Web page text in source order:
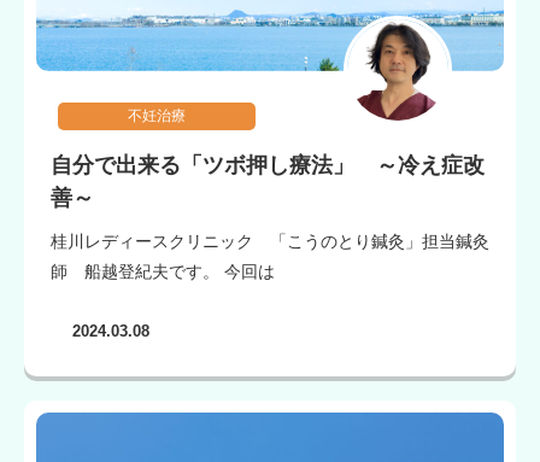
不妊治療
自分で出来る「ツボ押し療法」 ～冷え症改
善～
桂川レディースクリニック 「こうのとり鍼灸」担当鍼灸
師 船越登紀夫です。 今回は
2024.03.08